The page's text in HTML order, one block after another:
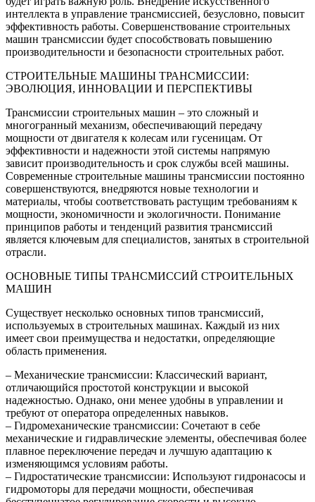
интеллекта в управление трансмиссией, безусловно, повысит
эффективность работы. Совершенствование строительных
машин трансмиссии будет способствовать повышению
производительности и безопасности строительных работ.
СТРОИТЕЛЬНЫЕ МАШИНЫ ТРАНСМИССИИ:
ЭВОЛЮЦИЯ, ИННОВАЦИИ И ПЕРСПЕКТИВЫ
Трансмиссии строительных машин – это сложный и
многогранный механизм, обеспечивающий передачу
мощности от двигателя к колесам или гусеницам. От
эффективности и надежности этой системы напрямую
зависит производительность и срок службы всей машины.
Современные строительные машины трансмиссии постоянно
совершенствуются, внедряются новые технологии и
материалы, чтобы соответствовать растущим требованиям к
мощности, экономичности и экологичности. Понимание
принципов работы и тенденций развития трансмиссий
является ключевым для специалистов, занятых в строительной
отрасли.
ОСНОВНЫЕ ТИПЫ ТРАНСМИССИЙ СТРОИТЕЛЬНЫХ
МАШИН
Существует несколько основных типов трансмиссий,
используемых в строительных машинах. Каждый из них
имеет свои преимущества и недостатки, определяющие
область применения.
– Механические трансмиссии: Классический вариант,
отличающийся простотой конструкции и высокой
надежностью. Однако, они менее удобны в управлении и
требуют от оператора определенных навыков.
– Гидромеханические трансмиссии: Сочетают в себе
механические и гидравлические элементы, обеспечивая более
плавное переключение передач и лучшую адаптацию к
изменяющимся условиям работы.
– Гидростатические трансмиссии: Используют гидронасосы и
гидромоторы для передачи мощности, обеспечивая